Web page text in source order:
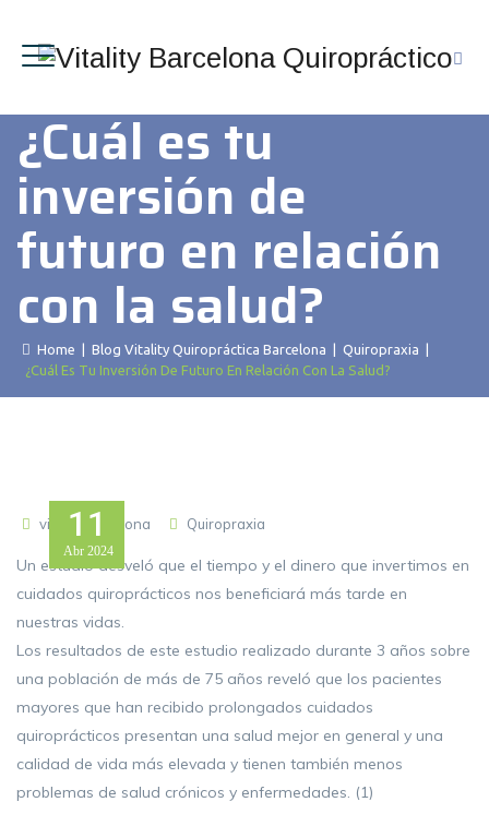
¿Cuál es tu
inversión de
futuro en relación
con la salud?
Home Blog Vitality Quiropráctica Barcelona Quiropraxia
¿Cuál Es Tu Inversión De Futuro En Relación Con La Salud?
11
Abr 2024
vitalitybarcelona Quiropraxia
Un estudio desveló que el tiempo y el dinero que invertimos en
cuidados quiroprácticos nos beneficiará más tarde en
nuestras vidas.
Los resultados de este estudio realizado durante 3 años sobre
una población de más de 75 años reveló que los pacientes
mayores que han recibido prolongados cuidados
quiroprácticos presentan una salud mejor en general y una
calidad de vida más elevada y tienen también menos
problemas de salud crónicos y enfermedades. (1)